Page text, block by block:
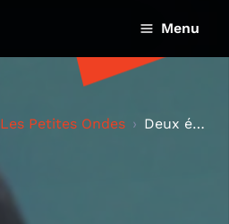
Menu
Les Petites Ondes Deux émissions du lycée horticole Jeanne Baret de...